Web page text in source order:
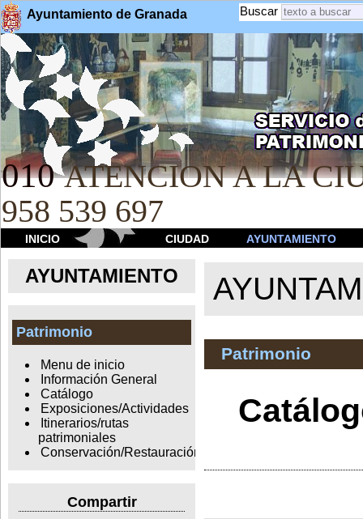
Ayuntamiento de Granada Buscar
010 ATENCION A LA
958 539 697
INICIO CIUDAD AYUNTAMIENTO
AYUNTAMIENTO
Patrimonio
Menu de inicio
Información General
Catálogo
Exposiciones/Actividades
Itinerarios/rutas
patrimoniales
Conservación/Restauración
Compartir
Patrimonio